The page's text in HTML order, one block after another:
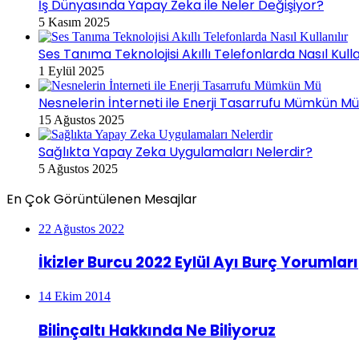
İş Dünyasında Yapay Zeka ile Neler Değişiyor?
5 Kasım 2025
Ses Tanıma Teknolojisi Akıllı Telefonlarda Nasıl
1 Eylül 2025
Nesnelerin İnterneti ile Enerji Tasarrufu Mümkün
15 Ağustos 2025
Sağlıkta Yapay Zeka Uygulamaları Nelerdir?
5 Ağustos 2025
En Çok Görüntülenen Mesajlar
22 Ağustos 2022
İkizler Burcu 2022 Eylül Ayı Burç Yorumları
14 Ekim 2014
Bilinçaltı Hakkında Ne Biliyoruz